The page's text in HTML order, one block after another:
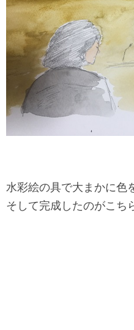
水彩絵の具で大まかに色
そして完成したのがこち